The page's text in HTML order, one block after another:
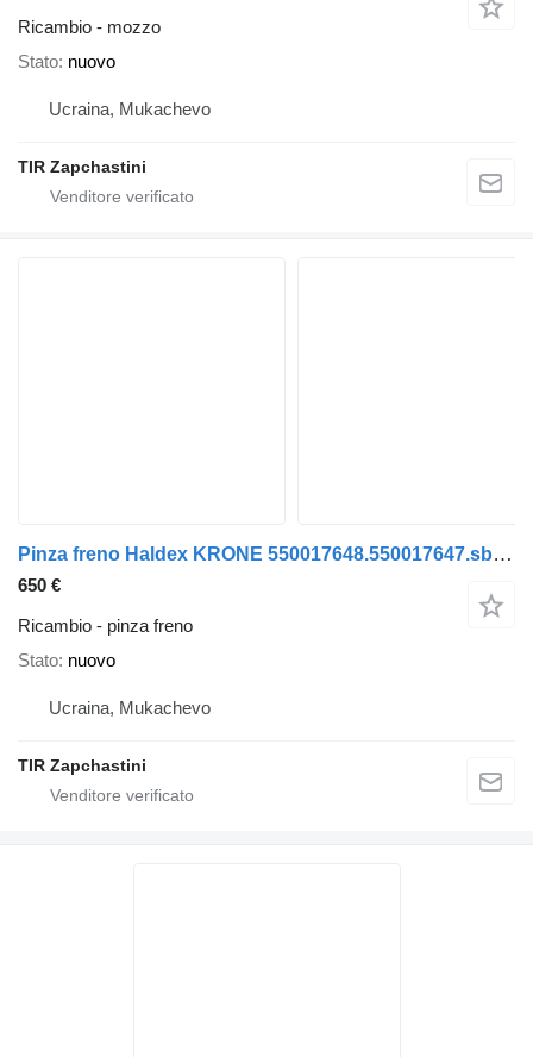
Ricambio - mozzo
Stato nuovo
Ucraina, Mukachevo
TIR Zapchastini
Pinza freno Haldex KRONE 550017648.550017647.sbs2220 per semirimorchio Krone
650 €
Ricambio - pinza freno
Stato nuovo
Ucraina, Mukachevo
TIR Zapchastini